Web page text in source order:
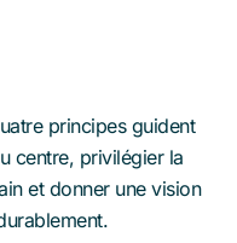
principes guident
centre, privilégier la
et donner une vision